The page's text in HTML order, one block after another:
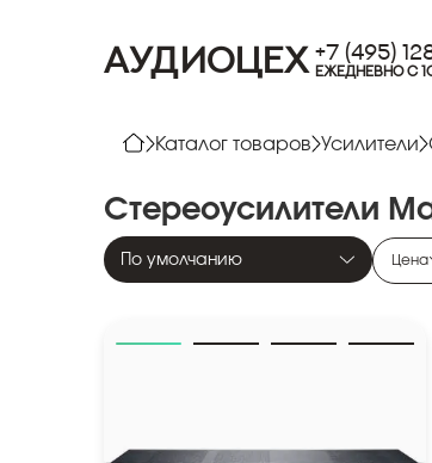
АУДИОЦЕХ +7 (495)
ЕЖЕДНЕВНО С
Каталог товаров Усилители
Стереоусилители
Цена
По умолчанию